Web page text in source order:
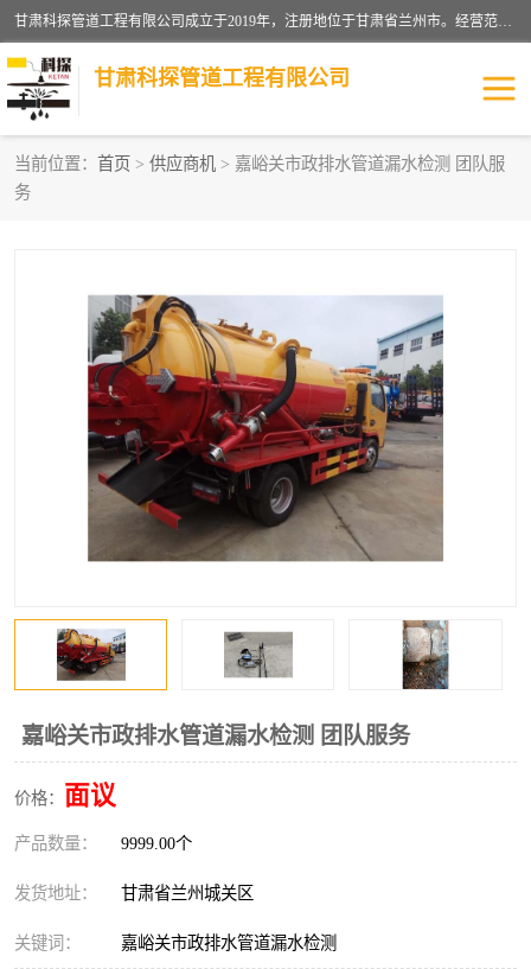
甘肃科探管道工程有限公司成立于2019年，注册地位于甘肃省兰州市。经营范围包括管道安装、清洗、疏通、维修、检测，防水工程，工程钻孔，化粪池清理，暖气安装，给排水管道安装维修，室内外管道如消防、供水、供热管道漏水检测定位，室内外防水堵漏等。
甘肃科探管道工程有限公司
当前位置： 首页 > 供应商机 > 嘉峪关市政排水管道漏水检测 团队服
务
嘉峪关市政排水管道漏水检测 团队服务
价格： 面议
产品数量： 9999.00个
发货地址： 甘肃省兰州城关区
关键词： 嘉峪关市政排水管道漏水检测
供热管道漏水 排水管道漏水
自来水管漏水 管道疏通
高压车疏通清淤